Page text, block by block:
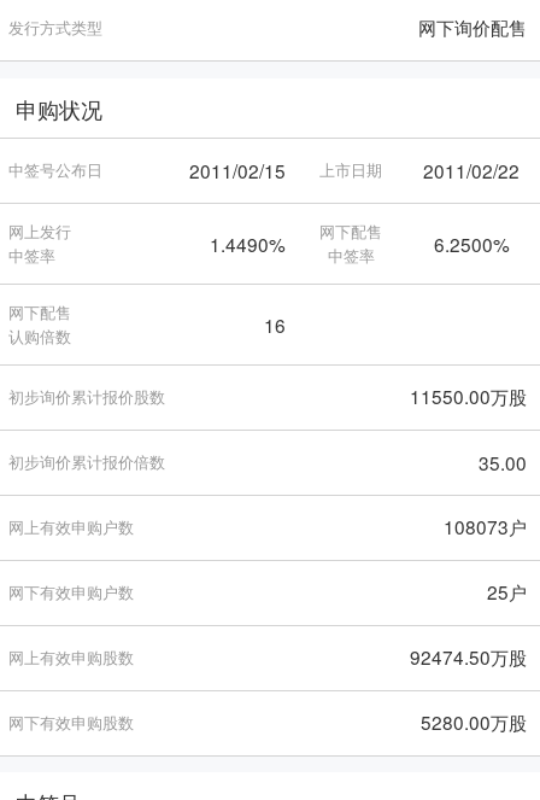
发行方式类型 网下询价配售
申购状况
中签号公布日 2011/02/15 上市日期 2011/02/22
网上发行
中签率
1.4490%
网下配售
中签率
6.2500%
网下配售
认购倍数
16
初步询价累计报价股数 11550.00万股
初步询价累计报价倍数 35.00
网上有效申购户数 108073户
网下有效申购户数 25户
网上有效申购股数 92474.50万股
网下有效申购股数 5280.00万股